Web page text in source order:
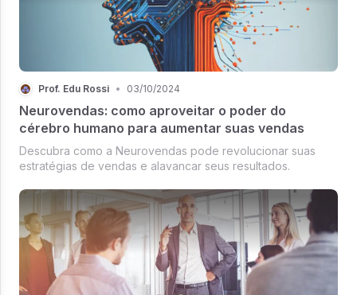
Prof. Edu Rossi • 03/10/2024
Neurovendas: como aproveitar o poder do
cérebro humano para aumentar suas vendas
Descubra como a Neurovendas pode revolucionar suas
estratégias de vendas e alavancar seus resultados.